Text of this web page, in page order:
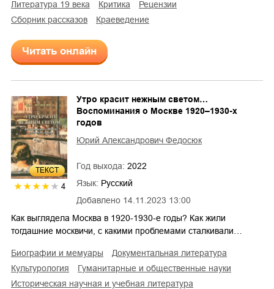
литература 19 века
критика
рецензии
сборник рассказов
краеведение
Читать онлайн
ТЕКСТ
4
Добавлено 14.11.2023 13:00
Утро красит нежным светом…
Воспоминания о Москве 1920–1930-х
годов
Юрий Александрович Федосюк
Год выхода: 2022
Язык: Русский
Как выглядела Москва в 1920-1930-е годы? Как жили
тогдашние москвичи, с какими проблемами сталкивали…
биографии и мемуары
документальная литература
культурология
гуманитарные и общественные науки
историческая научная и учебная литература